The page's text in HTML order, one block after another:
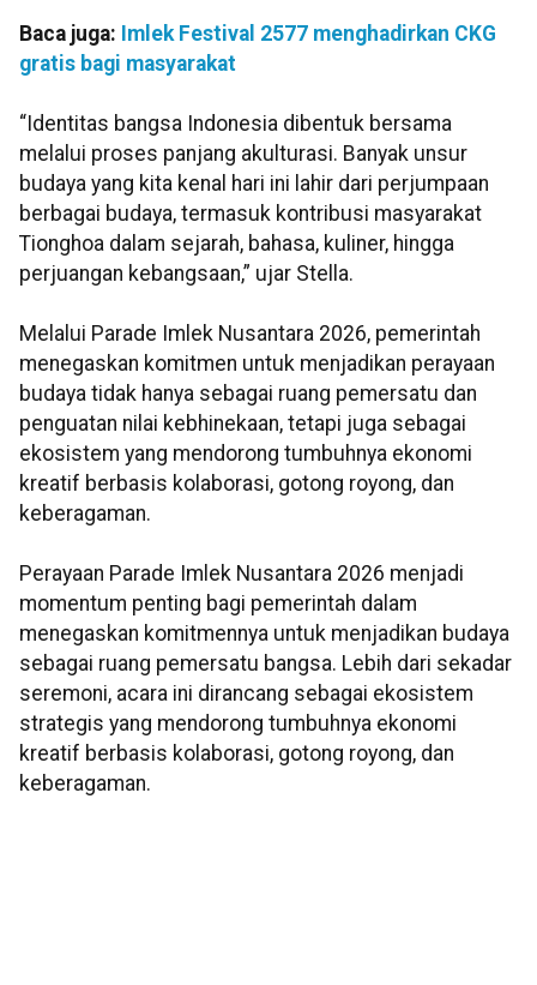
Baca juga: Imlek Festival 2577 menghadirkan CKG
gratis bagi masyarakat
“Identitas bangsa Indonesia dibentuk bersama
melalui proses panjang akulturasi. Banyak unsur
budaya yang kita kenal hari ini lahir dari perjumpaan
berbagai budaya, termasuk kontribusi masyarakat
Tionghoa dalam sejarah, bahasa, kuliner, hingga
perjuangan kebangsaan,” ujar Stella.
Melalui Parade Imlek Nusantara 2026, pemerintah
menegaskan komitmen untuk menjadikan perayaan
budaya tidak hanya sebagai ruang pemersatu dan
penguatan nilai kebhinekaan, tetapi juga sebagai
ekosistem yang mendorong tumbuhnya ekonomi
kreatif berbasis kolaborasi, gotong royong, dan
keberagaman.
Perayaan Parade Imlek Nusantara 2026 menjadi
momentum penting bagi pemerintah dalam
menegaskan komitmennya untuk menjadikan budaya
sebagai ruang pemersatu bangsa. Lebih dari sekadar
seremoni, acara ini dirancang sebagai ekosistem
strategis yang mendorong tumbuhnya ekonomi
kreatif berbasis kolaborasi, gotong royong, dan
keberagaman.